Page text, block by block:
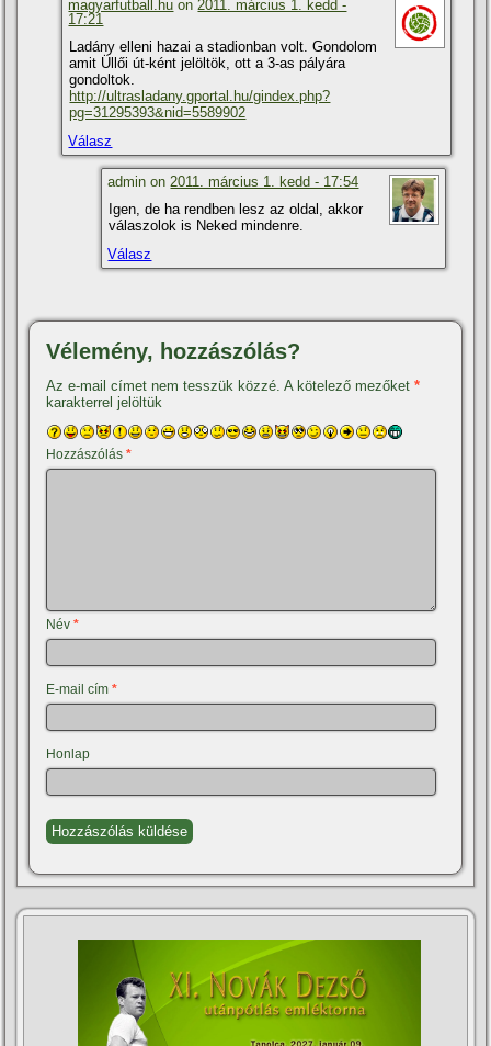
magyarfutball.hu on 2011. március 1. kedd -
17:21
Ladány elleni hazai a stadionban volt. Gondolom
amit Üllői út-ként jelöltök, ott a 3-as pályára
gondoltok.
http://ultrasladany.gportal.hu/gindex.php?
pg=31295393&nid=5589902
Válasz
admin on2011. március 1. kedd - 17:54
Igen, de ha rendben lesz az oldal, akkor
válaszolok is Neked mindenre.
Válasz
Vélemény, hozzászólás?
Az e-mail címet nem tesszük közzé. A kötelező mezőket*
karakterrel jelöltük
Hozzászólás*
Név*
E-mail cím*
Honlap